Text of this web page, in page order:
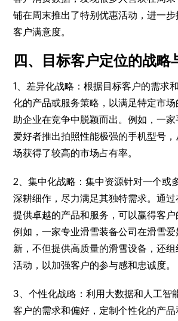
铺在周末推出了特别优惠活动，进一
客户满意度。
四、目标客户定位的战略
1、差异化战略：根据目标客户的需求
化的产品或服务策略，以满足特定市
助企业在竞争中脱颖而出。例如，一
爱好者推出拍照性能极强的手机型号
场获得了较高的市场占有率。
2、集中化战略：集中资源针对一个或
深耕细作，尽力满足其独特需求。通
提供卓越的产品和服务，可以赢得客户
例如，一家专业滑雪装备公司在滑雪
新，不但提供高质量的滑雪设备，还
活动，以加强客户的参与感和忠诚度。
3、个性化战略：利用大数据和人工智
客户的需求和偏好，定制个性化的产